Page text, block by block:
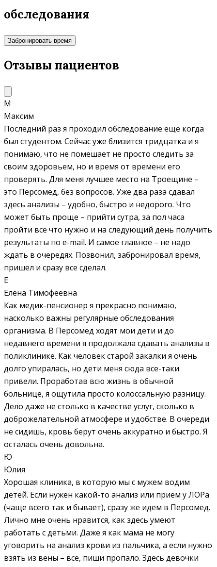
обследования
Забронировать время
Отзывы пациентов
М
Максим
Последний раз я проходил обследование ещё когда
был студентом. Сейчас уже близится тридцатка и я
понимаю, что не помешает не просто следить за
своим здоровьем, но и время от времени его
проверять. Для меня лучшее место на Троещине –
это Персомед, без вопросов. Уже два раза сдавал
здесь анализы – удобно, быстро и недорого. Что
может быть проще – прийти сутра, за пол часа
пройти всё что нужно и на следующий день получить
результаты по e-mail. И самое главное – не надо
ждать в очередях. Позвонил, забронировал время,
пришел и сразу все сделал.
Е
Елена Тимофеевна
Как медик-пенсионер я прекрасно понимаю,
насколько важны регулярные обследования
организма. В Персомед ходят мои дети и до
недавнего времени я продолжала сдавать анализы в
поликлинике. Как человек старой закалки я очень
долго упиралась, но дети меня сюда все-таки
привели. Проработав всю жизнь в обычной
больнице, я ощутила просто колоссальную разницу.
Дело даже не столько в качестве услуг, сколько в
доброжелательной атмосфере и удобстве. В очереди
не сидишь, кровь берут очень аккуратно и быстро. Я
осталась очень довольна.
Ю
Юлия
Хорошая клиника, в которую мы с мужем водим
детей. Если нужен какой-то анализ или прием у ЛОРа
(чаще всего так и бывает), сразу же идем в Персомед.
Лично мне очень нравится, как здесь умеют
работать с детьми. Даже я как мама не могу
уговорить на анализ крови из пальчика, а если нужно
взять из вены – все, пиши пропало. Здесь девочки